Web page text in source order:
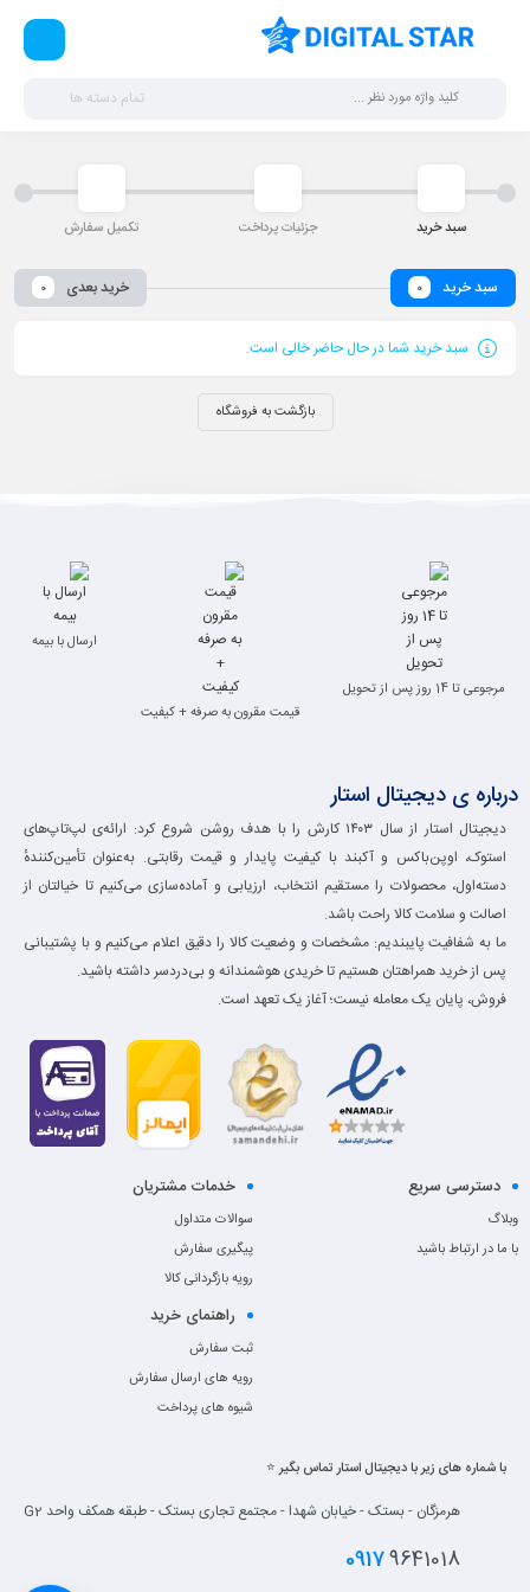
تمام دسته ها
سبد خرید جزئیات پرداخت تکمیل سفارش
سبد خرید 0 خرید بعدی 0
سبد خرید شما در حال حاضر خالی است.
بازگشت به فروشگاه
مرجوعی تا 14 روز پس از تحویل
قیمت مقرون به صرفه + کیفیت
ارسال با بیمه
درباره ی دیجیتال استار
دیجیتال استار از سال ۱۴۰۳ کارش را با هدف روشن شروع کرد: ارائه‌ی لپ‌تاپ‌های
استوک، اوپن‌باکس و آکبند با کیفیت پایدار و قیمت رقابتی. به‌عنوان تأمین‌کنندهٔ
دسته‌اول، محصولات را مستقیم انتخاب، ارزیابی و آماده‌سازی می‌کنیم تا خیالتان از
اصالت و سلامت کالا راحت باشد.
ما به شفافیت پایبندیم: مشخصات و وضعیت کالا را دقیق اعلام می‌کنیم و با پشتیبانی
پس از خرید همراهتان هستیم تا خریدی هوشمندانه و بی‌دردسر داشته باشید.
فروش، پایان یک معامله نیست؛ آغاز یک تعهد است.
دسترسی سریع
وبلاگ
با ما در ارتباط باشید
خدمات مشتریان
سوالات متداول
پیگیری سفارش
رویه بازگردانی کالا
راهنمای خرید
ثبت سفارش
رویه های ارسال سفارش
شیوه های پرداخت
با شماره های زیر با دیجیتال استار تماس بگیر ⭐
هرمزگان - بستک - خیابان شهدا - مجتمع تجاری بستک - طبقه همکف واحد G2
09179641018